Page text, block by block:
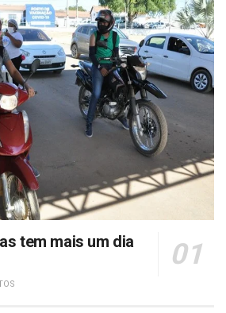
tem mais um dia